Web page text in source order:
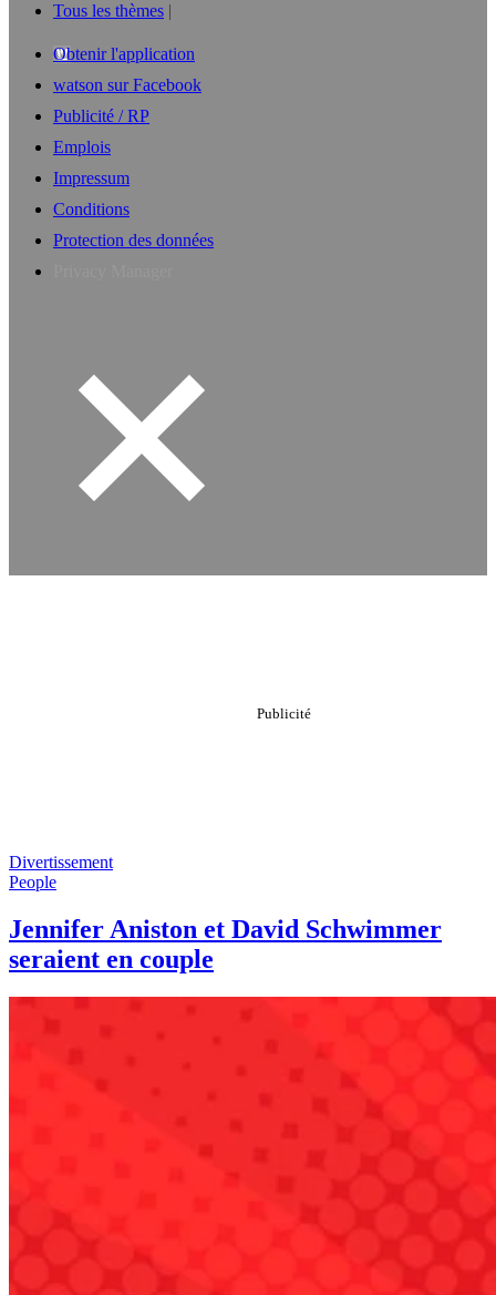
Tous les thèmes
Obtenir l'application
watson sur Facebook
Publicité / RP
Emplois
Impressum
Conditions
Protection des données
Divertissement
People
Jennifer Aniston et David Schwimmer
seraient en couple